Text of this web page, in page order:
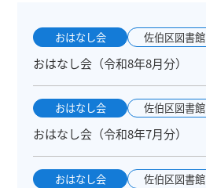
おはなし会 佐伯区図書館
おはなし会（令和8年8月分）
おはなし会 佐伯区図書館
おはなし会（令和8年7月分）
おはなし会 佐伯区図書館